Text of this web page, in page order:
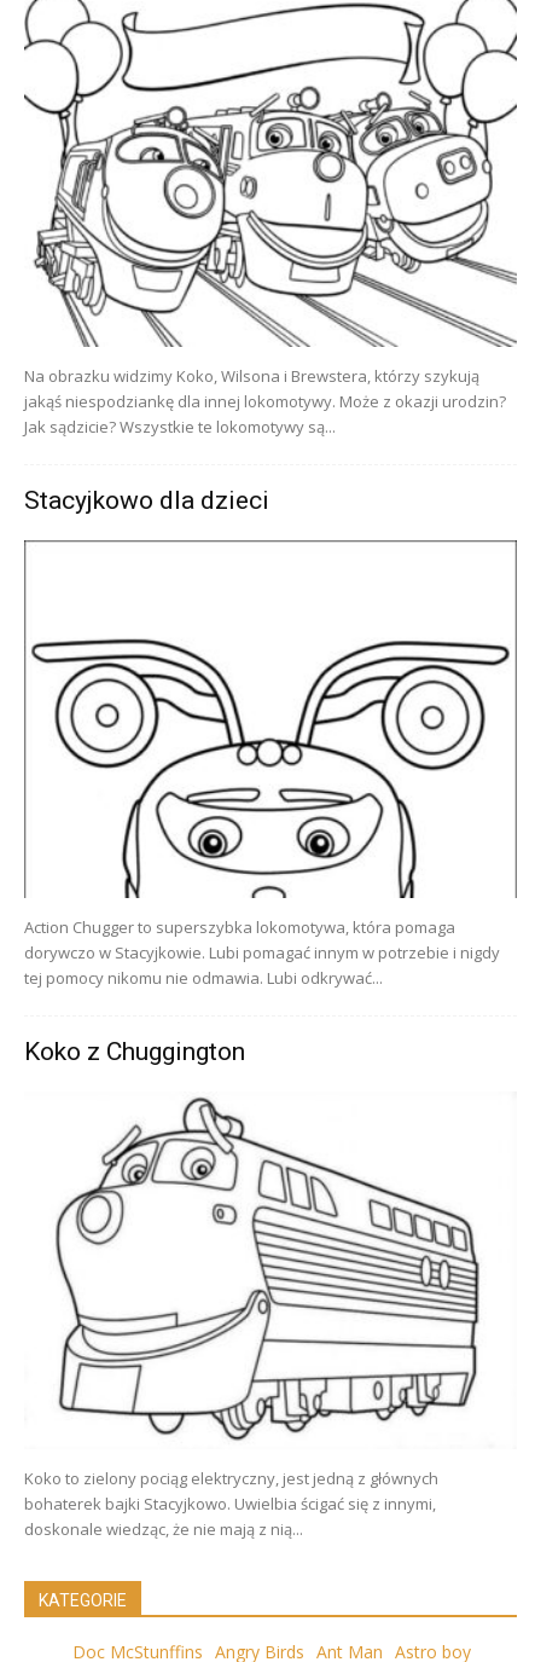
Na obrazku widzimy Koko, Wilsona i Brewstera, którzy szykują
jakąś niespodziankę dla innej lokomotywy. Może z okazji urodzin?
Jak sądzicie? Wszystkie te lokomotywy są...
Stacyjkowo dla dzieci
Action Chugger to superszybka lokomotywa, która pomaga
dorywczo w Stacyjkowie. Lubi pomagać innym w potrzebie i nigdy
tej pomocy nikomu nie odmawia. Lubi odkrywać...
Koko z Chuggington
Koko to zielony pociąg elektryczny, jest jedną z głównych
bohaterek bajki Stacyjkowo. Uwielbia ścigać się z innymi,
doskonale wiedząc, że nie mają z nią...
KATEGORIE
Doc McStunffins Angry Birds Ant Man Astro boy